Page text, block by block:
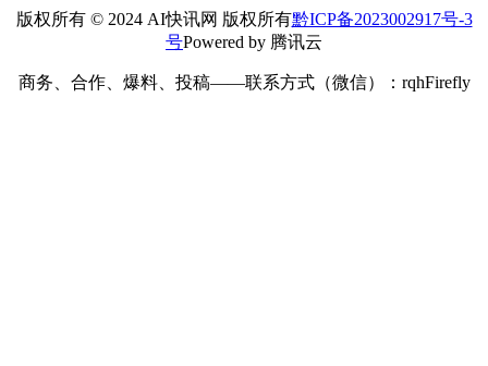
版权所有 © 2024 AI快讯网 版权所有黔ICP备2023002917号-3
号Powered by 腾讯云
商务、合作、爆料、投稿——联系方式（微信）：rqhFirefly